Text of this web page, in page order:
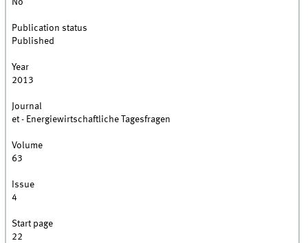
No
Publication status
Published
Year
2013
Journal
et - Energiewirtschaftliche Tagesfragen
Volume
63
Issue
4
Start page
22